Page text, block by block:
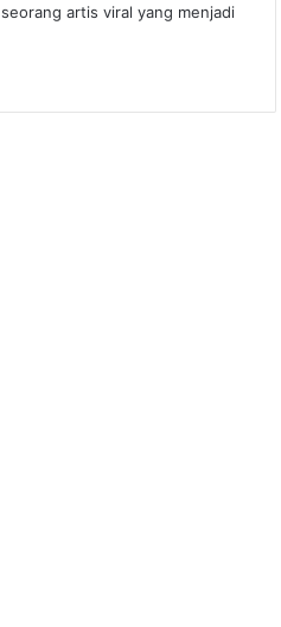
artis viral yang menjadi